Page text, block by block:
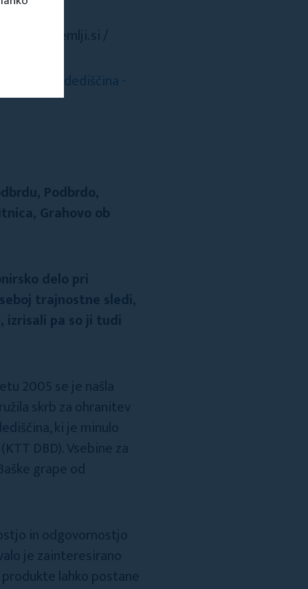
/
Industrijska dediščina -
Podbrdo,
Grahovo ob
delo pri
trajnostne sledi,
izrisali pa so ji tudi
2005 se je našla
skrb za ohranitev
ki je minulo
DBD). Vsebine za
grape od
in odgovornostjo
je zainteresirano
lahko postane